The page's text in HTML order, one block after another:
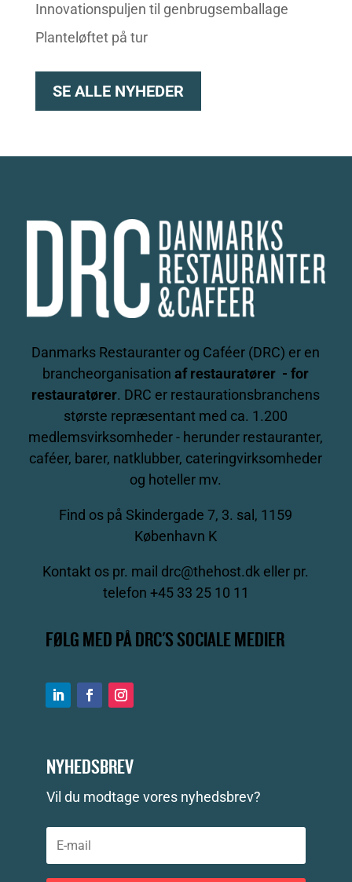
Innovationspuljen til genbrugsemballage
Planteløftet på tur
SE ALLE NYHEDER
Danmarks Restauranter og Caféer (DRC) er en
brancheorganisationaf restauratører - for
restauratører. DRC er restaurationsbranchens
største repræsentant med ca. 1.200
medlemsvirksomheder - herunder restauranter,
caféer, barer, natklubber, cateringvirksomheder
og hoteller mv.
Find os på Skindergade 7, 3. sal, 1159
København K
Kontakt os pr. mail drc@thehost.dk eller pr.
telefon +45 33 25 10 11
FØLG MED PÅ DRC'S SOCIALE MEDIER
NYHEDSBREV
Vil du modtage vores nyhedsbrev?